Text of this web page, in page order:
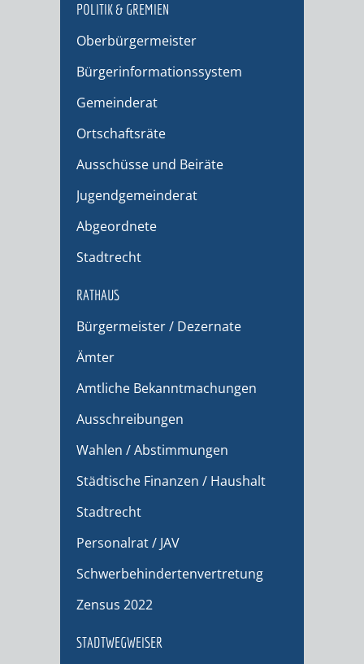
POLITIK & GREMIEN
Oberbürgermeister
Bürgerinformationssystem
Gemeinderat
Ortschaftsräte
Ausschüsse und Beiräte
Jugendgemeinderat
Abgeordnete
Stadtrecht
RATHAUS
Bürgermeister / Dezernate
Ämter
Amtliche Bekanntmachungen
Ausschreibungen
Wahlen / Abstimmungen
Städtische Finanzen / Haushalt
Stadtrecht
Personalrat / JAV
Schwerbehindertenvertretung
Zensus 2022
STADTWEGWEISER